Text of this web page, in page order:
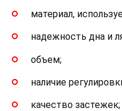
материал,
надежность дна и
объем;
наличие
качество застежек;